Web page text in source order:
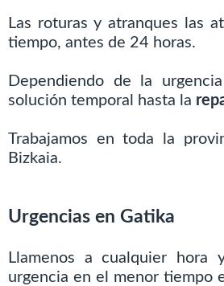
Las roturas y atranques las
tiempo, antes de 24 horas.
Dependiendo de la
solución temporal hasta la
Trabajamos en toda la
Bizkaia.
Urgencias en Gatika
Llamenos a cualquier hora
urgencia en el menor tiempo